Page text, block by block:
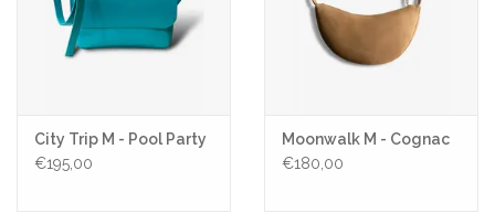
City Trip M - Pool Party
€195,00
Moonwalk M - Cognac
€180,00